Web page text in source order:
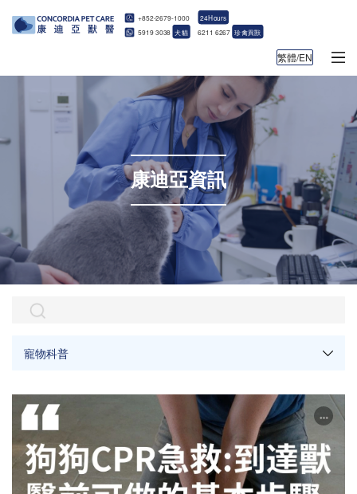
+852-2679-1000 24Hours
5919 3038 犬貓 6211 6267 珍禽異獸
繁體/EN
康迪亞資訊
寵物科普